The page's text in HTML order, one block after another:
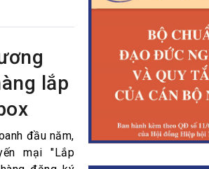
lắp
đầu năm,
mại "Lắp